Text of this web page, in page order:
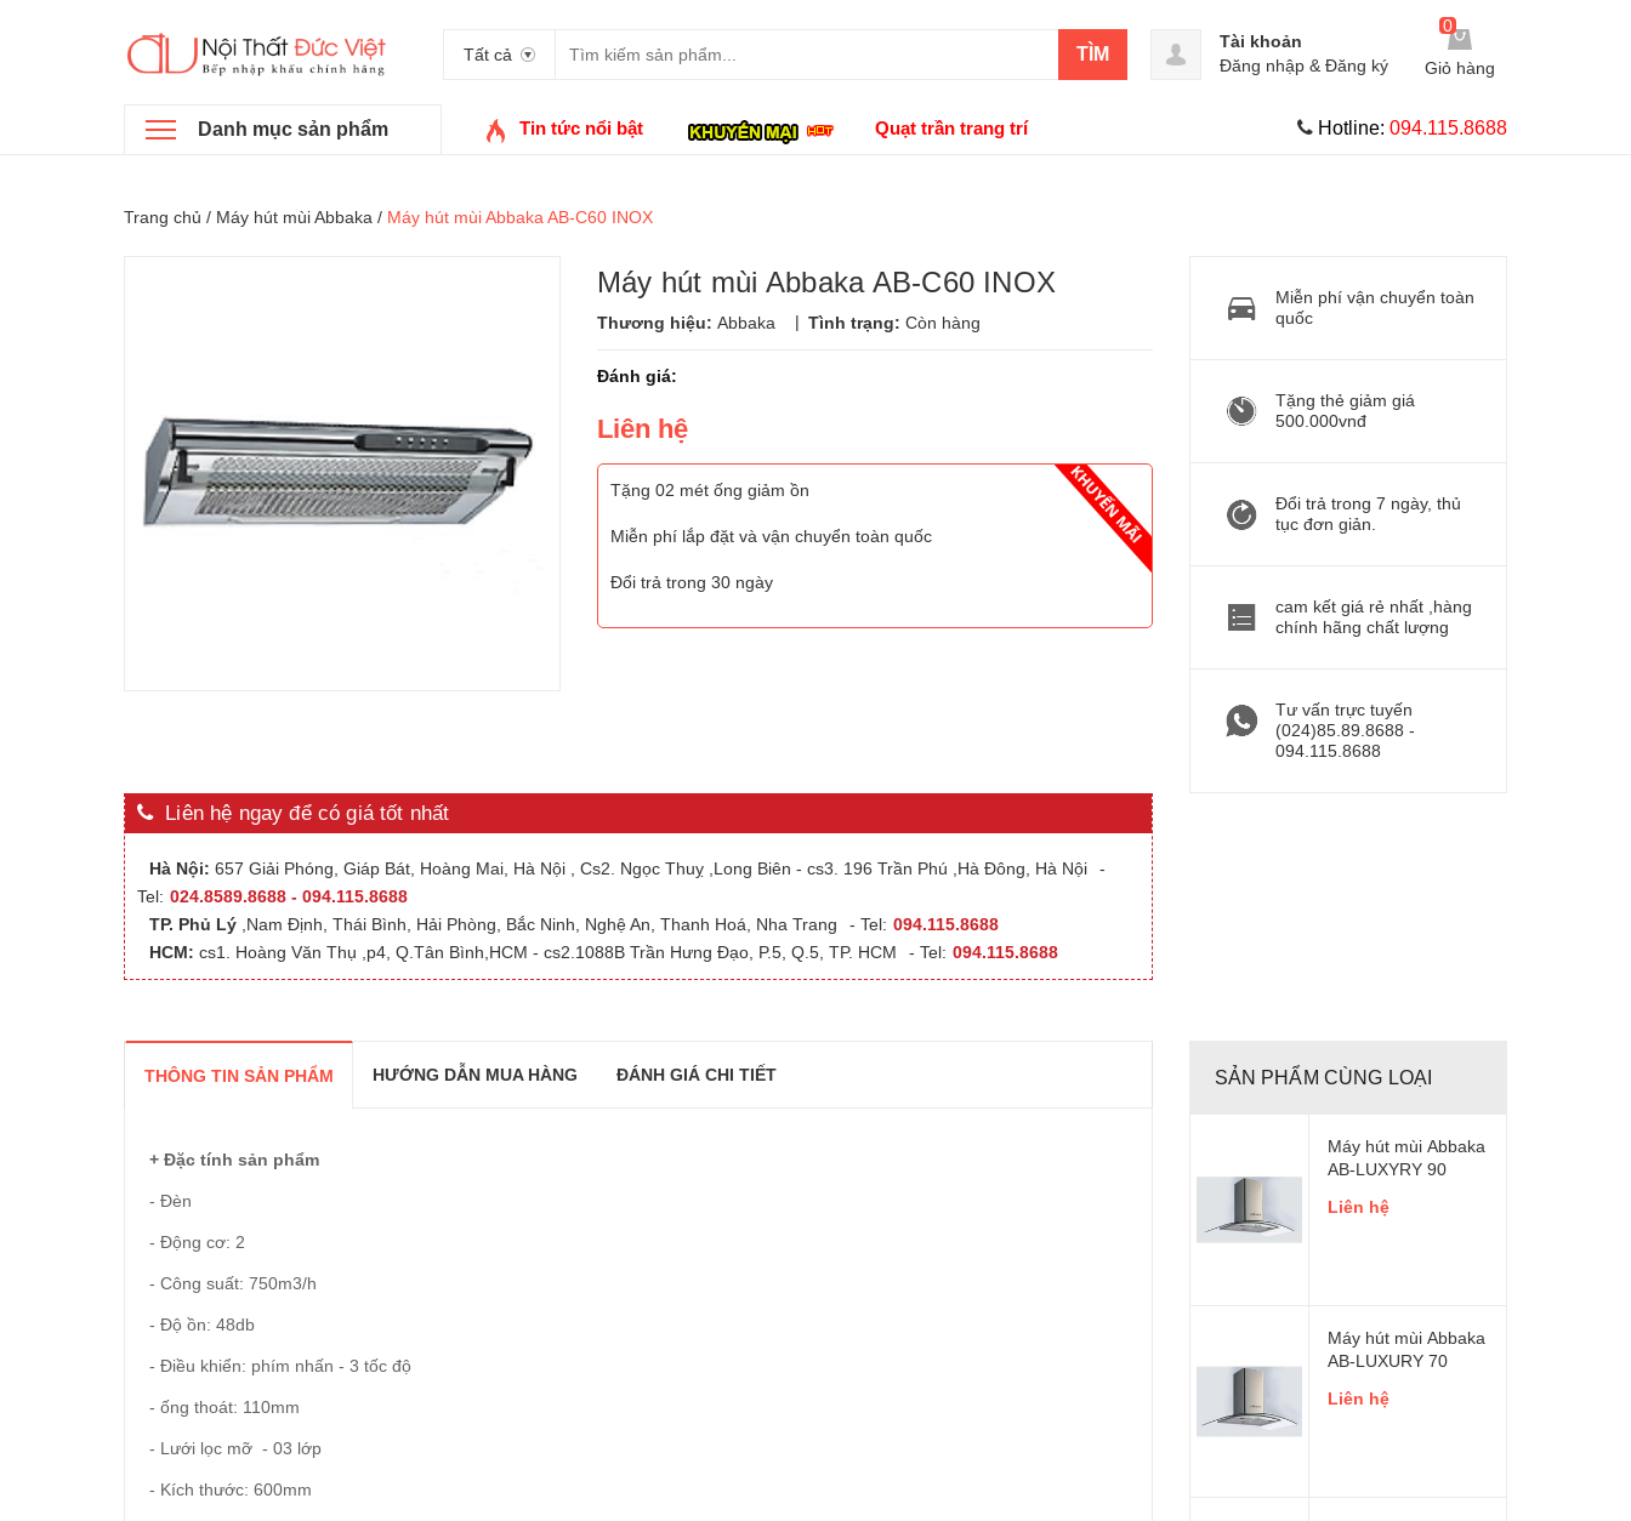
Tất cả TÌM
0
Giỏ hàng
Tài khoản
Đăng nhập & Đăng ký
Danh mục sản phẩm Tin tức nổi bật Quạt trần trang trí Hotline: 094.115.8688
Trang chủ / Máy hút mùi Abbaka / Máy hút mùi Abbaka AB-C60 INOX
Máy hút mùi Abbaka AB-C60 INOX
Thương hiệu: Abbaka | Tình trạng: Còn hàng
Đánh giá:
Liên hệ
Tặng 02 mét ống giảm ồn
Miễn phí lắp đặt và vận chuyển toàn quốc
Đổi trả trong 30 ngày
Miễn phí vận chuyển toàn
quốc
Tặng thẻ giảm giá
500.000vnđ
Đổi trả trong 7 ngày, thủ
tục đơn giản.
cam kết giá rẻ nhất ,hàng
chính hãng chất lượng
Tư vấn trực tuyến
(024)85.89.8688 -
094.115.8688
Liên hệ ngay để có giá tốt nhất
Hà Nội: 657 Giải Phóng, Giáp Bát, Hoàng Mai, Hà Nội , Cs2. Ngọc Thuỵ ,Long Biên - cs3. 196 Trần Phú ,Hà Đông, Hà Nội
-
Tel: 024.8589.8688 - 094.115.8688
TP. Phủ Lý ,Nam Định, Thái Bình, Hải Phòng, Bắc Ninh, Nghệ An, Thanh Hoá, Nha Trang - Tel: 094.115.8688
HCM: cs1. Hoàng Văn Thụ ,p4, Q.Tân Bình,HCM - cs2.1088B Trần Hưng Đạo, P.5, Q.5, TP. HCM - Tel: 094.115.8688
THÔNG TIN SẢN PHẨM HƯỚNG DẪN MUA HÀNG ĐÁNH GIÁ CHI TIẾT
+ Đặc tính sản phẩm
- Đèn
- Động cơ: 2
- Công suất: 750m3/h
- Độ ồn: 48db
- Điều khiển: phím nhấn - 3 tốc độ
- ống thoát: 110mm
- Lưới lọc mỡ - 03 lớp
- Kích thước: 600mm
SẢN PHẨM CÙNG LOẠI
Máy hút mùi Abbaka
AB-LUXYRY 90
Liên hệ
Máy hút mùi Abbaka
AB-LUXURY 70
Liên hệ